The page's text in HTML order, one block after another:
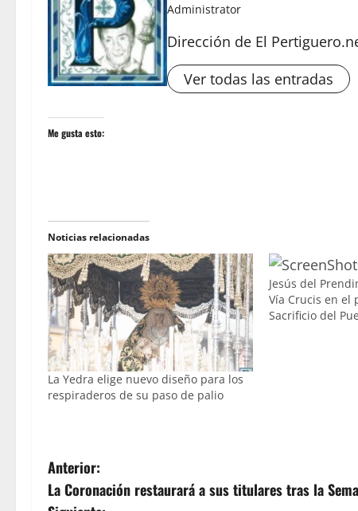
Administrator
Dirección de El
Ver todas las entradas
Me gusta esto:
Noticias relacionadas
La Yedra elige nuevo diseño para los
respiraderos de su paso de palio
Jesús del
Vía Crucis en el
Sacrificio del
N
Anterior:
La Coronación restaurará a sus titulares tras la